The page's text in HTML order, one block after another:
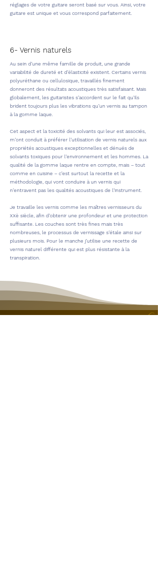
réglages de votre guitare seront basé sur vous. Ainsi, votre
guitare est unique et vous correspond parfaitement.
6- Vernis naturels
Au sein d’une même famille de produit, une grande
variabilité de dureté et d’élasticité existent. Certains vernis
polyuréthane ou cellulosique, travaillés finement
donneront des résultats acoustiques très satisfaisant. Mais
globalement, les guitaristes s’accordent sur le fait qu’ils
brident toujours plus les vibrations qu’un vernis au tampon
à la gomme laque.
Cet aspect et la toxicité des solvants qui leur est associés,
m’ont conduit à préférer l’utilisation de vernis naturels aux
propriétés acoustiques exceptionnelles et dénués de
solvants toxiques pour l’environnement et les hommes. La
qualité de la gomme laque rentre en compte, mais – tout
comme en cuisine – c’est surtout la recette et la
méthodologie, qui vont conduire à un vernis qui
n’entravent pas les qualités acoustiques de l’instrument.
Je travaille les vernis comme les maîtres vernisseurs du
XXè siècle, afin d’obtenir une profondeur et une protection
suffisante. Les couches sont très fines mais très
nombreuses, le processus de vernissage s’étale ainsi sur
plusieurs mois. Pour le manche j’utilise une recette de
vernis naturel différente qui est plus résistante à la
transpiration.